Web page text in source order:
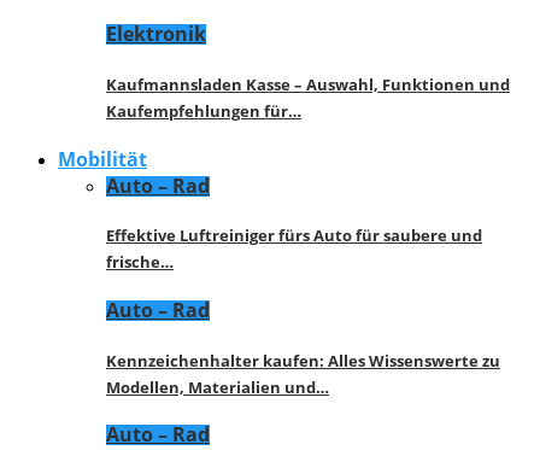
Elektronik
Kaufmannsladen Kasse – Auswahl, Funktionen und
Kaufempfehlungen für…
Mobilität
Auto – Rad
Effektive Luftreiniger fürs Auto für saubere und
frische…
Auto – Rad
Kennzeichenhalter kaufen: Alles Wissenswerte zu
Modellen, Materialien und…
Auto – Rad